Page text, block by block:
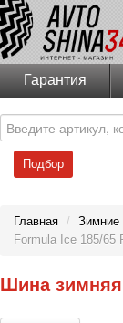
Гарантия
Подбор
Главная /
Formula Ice 185/65
Шина зимняя